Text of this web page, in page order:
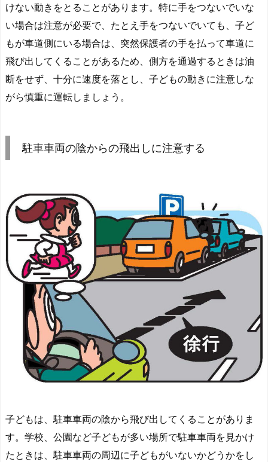
けない動きをとることがあります。特に手をつないでいな
い場合は注意が必要で、たとえ手をつないでいても、子ど
もが車道側にいる場合は、突然保護者の手を払って車道に
飛び出してくることがあるため、側方を通過するときは油
断をせず、十分に速度を落とし、子どもの動きに注意しな
がら慎重に運転しましょう。
駐車車両の陰からの飛出しに注意する
子どもは、駐車車両の陰から飛び出してくることがありま
す。学校、公園など子どもが多い場所で駐車車両を見かけ
たときは、駐車車両の周辺に子どもがいないかどうかをし